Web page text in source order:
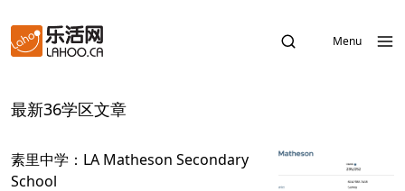
Menu
最新36学区文章
素里中学：LA Matheson Secondary
School